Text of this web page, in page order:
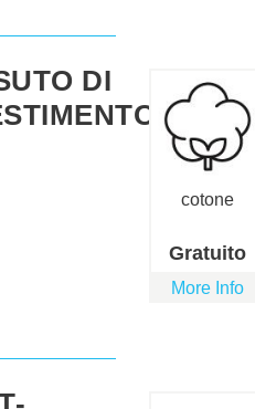
DI
cotone
Gratuito
More Info